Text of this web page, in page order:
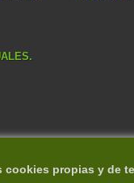
cookies propias y de